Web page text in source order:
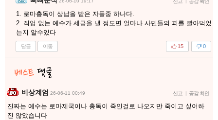
1. 로마총독이 상납을 받은 자들중 하나다.
2. 직업 없는 예수가 세금을 낼 정도면 얼마나 사민들의 피를 빨아먹었
는지 알수있다
답글 이동 0
15
비상계엄 26-06-11 00:49 신고 | 공감 확인
진짜는 예수는 로마제국이나 총독이 죽인걸로 나오지만 죽이고 싶어하
진 않았습니다